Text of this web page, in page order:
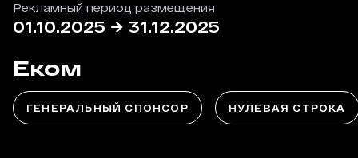
Рекламный период размещения
01.10.2025 → 31.12.2025
Еком
ГЕНЕРАЛЬНЫЙ СПОНСОР НУЛЕВАЯ СТРОКА